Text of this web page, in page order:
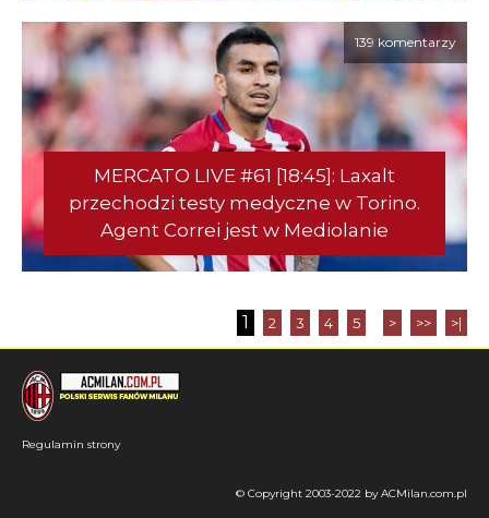
139 komentarzy
MERCATO LIVE #61 [18:45]: Laxalt
przechodzi testy medyczne w Torino.
Agent Correi jest w Mediolanie
1 2 3 4 5 > >> >|
Regulamin strony
© Copyright 2003-2022 by ACMilan.com.pl